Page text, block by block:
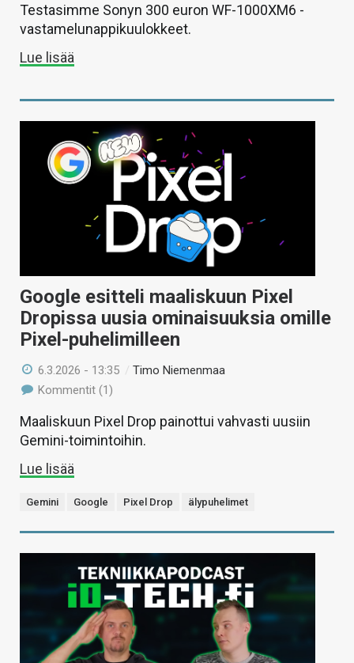
Testasimme Sonyn 300 euron WF-1000XM6 -
vastamelunappikuulokkeet.
Lue lisää
Google esitteli maaliskuun Pixel
Dropissa uusia ominaisuuksia omille
Pixel-puhelimilleen
6.3.2026 - 13:35 /Timo Niemenmaa
Kommentit (1)
Maaliskuun Pixel Drop painottui vahvasti uusiin
Gemini-toimintoihin.
Lue lisää
Gemini Google Pixel Drop älypuhelimet